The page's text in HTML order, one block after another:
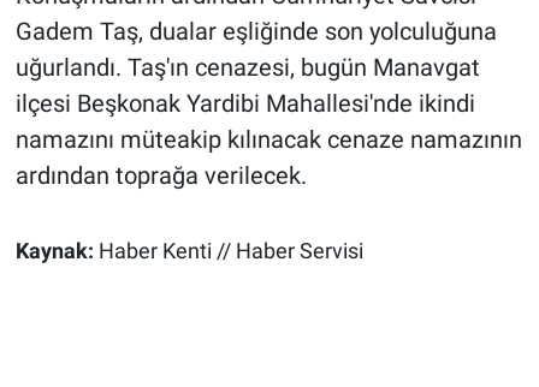
Gadem Taş, dualar eşliğinde son yolculuğuna
uğurlandı. Taş'ın cenazesi, bugün Manavgat
ilçesi Beşkonak Yardibi Mahallesi'nde ikindi
namazını müteakip kılınacak cenaze namazının
ardından toprağa verilecek.
Kaynak: Haber Kenti // Haber Servisi